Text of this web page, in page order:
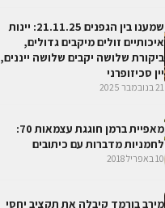
שמענו בין הגפנים 21.11.25: יינות
איכותיים זולים מיקבים גדולים,
ביקורת שלושה יקבים שלושה ייננים,
יין סכיזופרני
21 בנובמבר 2025
מאפיית ברמן חוגגת עצמאות 70:
לחמניות מדברות עם כיתובים
10 באפריל 2018
מירב בורמד קיבלה את תקציב יחסי